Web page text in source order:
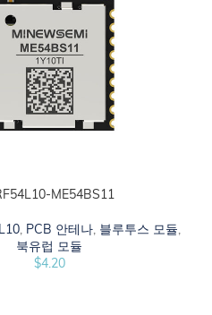
오 ME54BS11
, PCB 안테나, 블루투스 모듈,
북유럽 모듈
$4.20